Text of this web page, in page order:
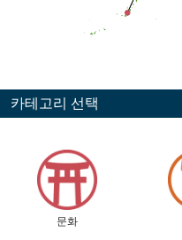
카테고리 선택
문화